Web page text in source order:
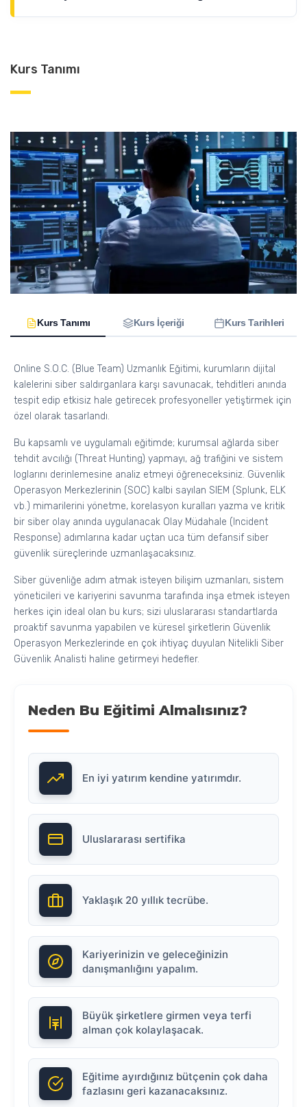
Kurs Tanımı
Kurs Tanımı Kurs İçeriği Kurs Tarihleri
Online S.O.C. (Blue Team) Uzmanlık Eğitimi, kurumların dijital
kalelerini siber saldırganlara karşı savunacak, tehditleri anında
tespit edip etkisiz hale getirecek profesyoneller yetiştirmek için
özel olarak tasarlandı.
Bu kapsamlı ve uygulamalı eğitimde; kurumsal ağlarda siber
tehdit avcılığı (Threat Hunting) yapmayı, ağ trafiğini ve sistem
loglarını derinlemesine analiz etmeyi öğreneceksiniz. Güvenlik
Operasyon Merkezlerinin (SOC) kalbi sayılan SIEM (Splunk, ELK
vb.) mimarilerini yönetme, korelasyon kuralları yazma ve kritik
bir siber olay anında uygulanacak Olay Müdahale (Incident
Response) adımlarına kadar uçtan uca tüm defansif siber
güvenlik süreçlerinde uzmanlaşacaksınız.
Siber güvenliğe adım atmak isteyen bilişim uzmanları, sistem
yöneticileri ve kariyerini savunma tarafında inşa etmek isteyen
herkes için ideal olan bu kurs; sizi uluslararası standartlarda
proaktif savunma yapabilen ve küresel şirketlerin Güvenlik
Operasyon Merkezlerinde en çok ihtiyaç duyulan Nitelikli Siber
Güvenlik Analisti haline getirmeyi hedefler.
Neden Bu Eğitimi Almalısınız?
En iyi yatırım kendine yatırımdır.
Uluslararası sertifika
Yaklaşık 20 yıllık tecrübe.
Kariyerinizin ve geleceğinizin
danışmanlığını yapalım.
Büyük şirketlere girmen veya terfi
alman çok kolaylaşacak.
Eğitime ayırdığınız bütçenin çok daha
fazlasını geri kazanacaksınız.